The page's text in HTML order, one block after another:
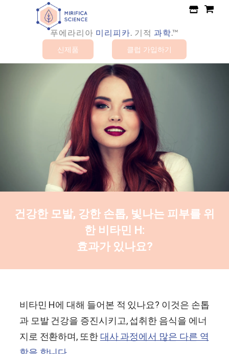
너
푸에라리아 미리피카 기적 과학.™
신제품
클럽 가입하기
건강한 모발, 강한 손톱, 빛나는 피부를 위
한 비타민 H:
효과가 있나요?
비타민 H에 대해 들어본 적 있나요? 이것은 손톱
과 모발 건강을 증진시키고, 섭취한 음식을 에너
지로 전환하며, 또한 대사 과정에서 많은 다른 역